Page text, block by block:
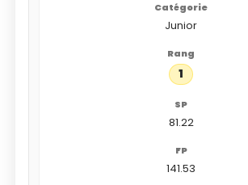
Junior
1
81.22
141.53